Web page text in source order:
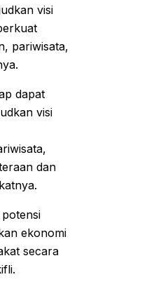
visi
pariwisata,
dapat
visi
dan
ekonomi
secara